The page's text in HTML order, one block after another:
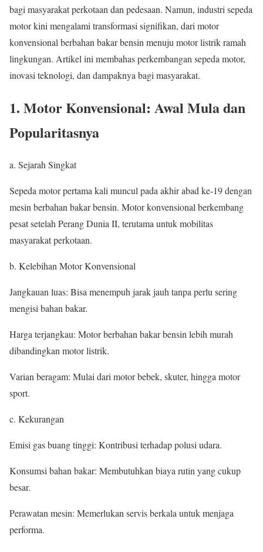
bagi masyarakat perkotaan dan pedesaan. Namun, industri sepeda
motor kini mengalami transformasi signifikan, dari motor
konvensional berbahan bakar bensin menuju motor listrik ramah
lingkungan. Artikel ini membahas perkembangan sepeda motor,
inovasi teknologi, dan dampaknya bagi masyarakat.
1. Motor Konvensional: Awal Mula dan
Popularitasnya
a. Sejarah Singkat
Sepeda motor pertama kali muncul pada akhir abad ke-19 dengan
mesin berbahan bakar bensin. Motor konvensional berkembang
pesat setelah Perang Dunia II, terutama untuk mobilitas
masyarakat perkotaan.
b. Kelebihan Motor Konvensional
Jangkauan luas: Bisa menempuh jarak jauh tanpa perlu sering
mengisi bahan bakar.
Harga terjangkau: Motor berbahan bakar bensin lebih murah
dibandingkan motor listrik.
Varian beragam: Mulai dari motor bebek, skuter, hingga motor
sport.
c. Kekurangan
Emisi gas buang tinggi: Kontribusi terhadap polusi udara.
Konsumsi bahan bakar: Membutuhkan biaya rutin yang cukup
besar.
Perawatan mesin: Memerlukan servis berkala untuk menjaga
performa.